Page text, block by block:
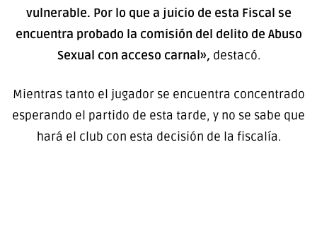
vulnerable. Por lo que a juicio de esta Fiscal se
encuentra probado la comisión del delito de Abuso
Sexual con acceso carnal», destacó.
Mientras tanto el jugador se encuentra concentrado
esperando el partido de esta tarde, y no se sabe que
hará el club con esta decisión de la fiscalía.